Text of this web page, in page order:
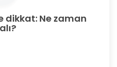
dikkat: Ne zaman